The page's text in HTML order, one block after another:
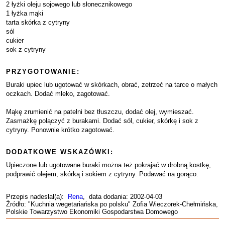
2 łyżki oleju sojowego lub słonecznikowego
1 łyżka mąki
tarta skórka z cytryny
sól
cukier
sok z cytryny
PRZYGOTOWANIE:
Buraki upiec lub ugotować w skórkach, obrać, zetrzeć na tarce o małych
oczkach. Dodać mleko, zagotować.
Mąkę zrumienić na patelni bez tłuszczu, dodać olej, wymieszać.
Zasmażkę połączyć z burakami. Dodać sól, cukier, skórkę i sok z
cytryny. Ponownie krótko zagotować.
DODATKOWE WSKAZÓWKI:
Upieczone lub ugotowane buraki można też pokrajać w drobną kostkę,
podprawić olejem, skórką i sokiem z cytryny. Podawać na gorąco.
Przepis nadesłał(a): Rena, data dodania: 2002-04-03
Źródło: "Kuchnia wegetariańska po polsku" Zofia Wieczorek-Chełmińska,
Polskie Towarzystwo Ekonomiki Gospodarstwa Domowego